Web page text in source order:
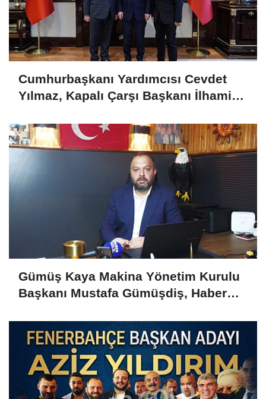
Cumhurbaşkanı Yardımcısı Cevdet
Yılmaz, Kapalı Çarşı Başkanı İlhami
Gümüş Kaya Makina Yönetim Kurulu
Başkanı Mustafa Gümüşdiş, Haber